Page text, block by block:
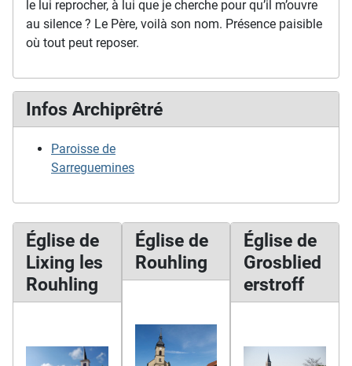
le lui reprocher, à lui que je cherche pour qu’il m’ouvre
au silence ? Le Père, voilà son nom. Présence paisible
où tout peut reposer.
Infos Archiprêtré
Paroisse de
Sarreguemines
Église de
Lixing les
Rouhling
Église de
Rouhling
Église de
Grosblied
erstroff